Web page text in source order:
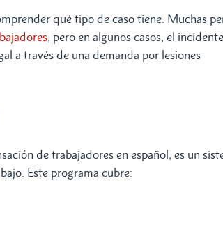
qué tipo de caso tiene. Muchas
, pero en algunos casos, el
a través de una demanda por lesiones
de trabajadores en español, es un
Este programa cubre: